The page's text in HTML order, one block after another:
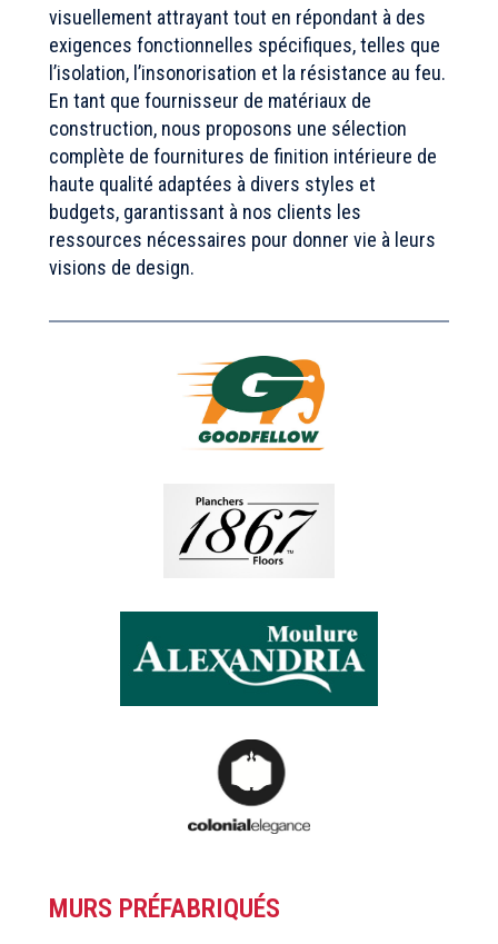
visuellement attrayant tout en répondant à des
exigences fonctionnelles spécifiques, telles que
l’isolation, l’insonorisation et la résistance au feu.
En tant que fournisseur de matériaux de
construction, nous proposons une sélection
complète de fournitures de finition intérieure de
haute qualité adaptées à divers styles et
budgets, garantissant à nos clients les
ressources nécessaires pour donner vie à leurs
visions de design.
MURS PRÉFABRIQUÉS